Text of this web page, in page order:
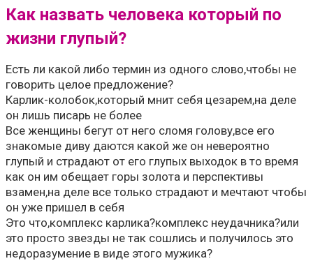
Как назвать человека который по
жизни глупый?
Есть ли какой либо термин из одного слово,чтобы не
говорить целое предложение?
Карлик-колобок,который мнит себя цезарем,на деле
он лишь писарь не более
Все женщины бегут от него сломя голову,все его
знакомые диву даются какой же он невероятно
глупый и страдают от его глупых выходок в то время
как он им обещает горы золота и перспективы
взамен,на деле все только страдают и мечтают чтобы
он уже пришел в себя
Это что,комплекс карлика?комплекс неудачника?или
это просто звезды не так сошлись и получилось это
недоразумение в виде этого мужика?